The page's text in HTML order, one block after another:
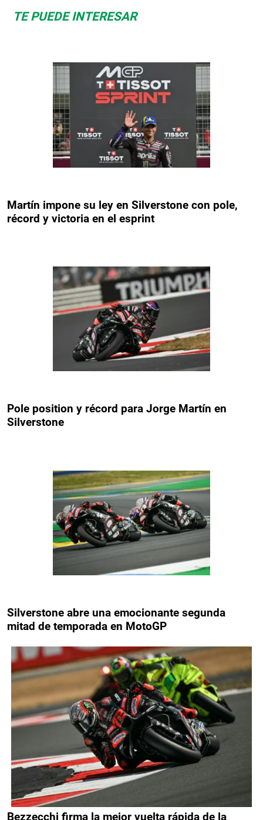
TE PUEDE INTERESAR
Martín impone su ley en Silverstone con pole,
récord y victoria en el esprint
Pole position y récord para Jorge Martín en
Silverstone
Silverstone abre una emocionante segunda
mitad de temporada en MotoGP
Bezzecchi firma la mejor vuelta rápida de la